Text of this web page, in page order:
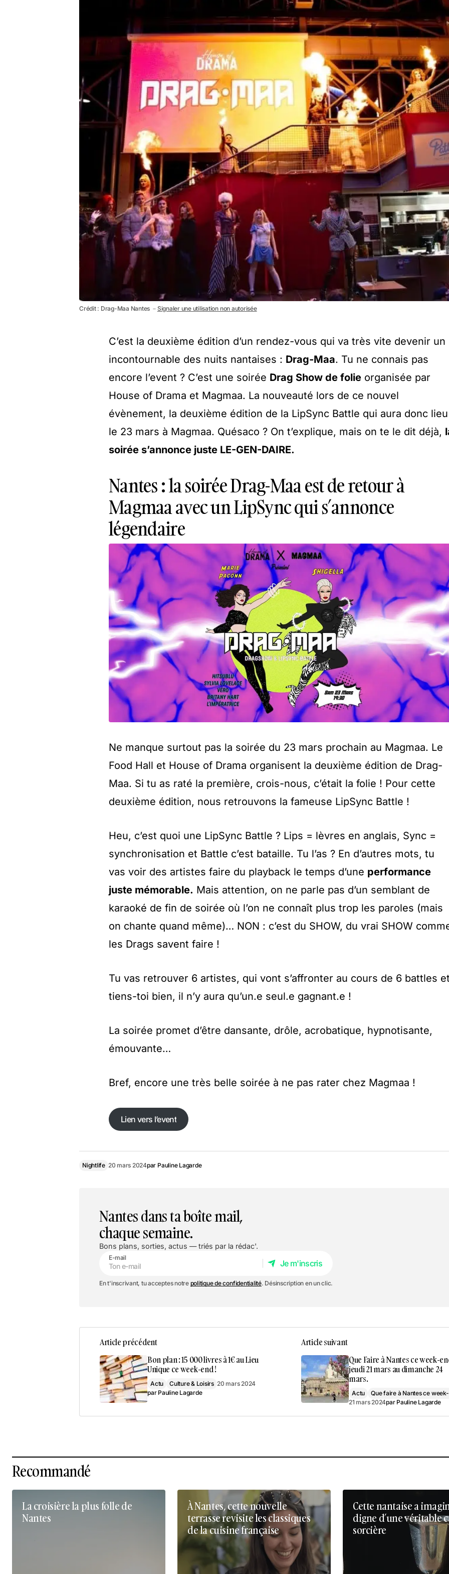
Crédit : Drag-Maa Nantes － Signaler une utilisation non autorisée
C’est la deuxième édition d’un rendez-vous qui va très vite devenir un
incontournable des nuits nantaises : Drag-Maa. Tu ne connais pas
encore l’event ? C’est une soirée Drag Show de folie organisée par
House of Drama et Magmaa. La nouveauté lors de ce nouvel
évènement, la deuxième édition de la LipSync Battle qui aura donc lieu
le 23 mars à Magmaa. Quésaco ? On t’explique, mais on te le dit déjà,
soirée s’annonce juste LE-GEN-DAIRE.
Nantes : la soirée Drag-Maa est de retour à
Magmaa avec un LipSync qui s’annonce
légendaire
Ne manque surtout pas la soirée du 23 mars prochain au Magmaa. Le
Food Hall et House of Drama organisent la deuxième édition de Drag-
Maa. Si tu as raté la première, crois-nous, c’était la folie ! Pour cette
deuxième édition, nous retrouvons la fameuse LipSync Battle !
Heu, c’est quoi une LipSync Battle ? Lips = lèvres en anglais, Sync =
synchronisation et Battle c’est bataille. Tu l’as ? En d’autres mots, tu
vas voir des artistes faire du playback le temps d’une performance
juste mémorable. Mais attention, on ne parle pas d’un semblant de
karaoké de fin de soirée où l’on ne connaît plus trop les paroles (mais
on chante quand même)… NON : c’est du SHOW, du vrai SHOW
les Drags savent faire !
Tu vas retrouver 6 artistes, qui vont s’affronter au cours de 6 battles
tiens-toi bien, il n’y aura qu’un.e seul.e gagnant.e !
La soirée promet d’être dansante, drôle, acrobatique, hypnotisante,
émouvante…
Bref, encore une très belle soirée à ne pas rater chez Magmaa !
Lien vers l’event
Lien vers l’event
Nightlife 20 mars 2024par Pauline Lagarde
Nantes dans ta boîte mail,
chaque semaine.
Bons plans, sorties, actus — triés par la rédac'.
E-mail
Je m'inscris
En t'inscrivant, tu acceptes notre politique de confidentialité. Désinscription en un clic.
Article précédent
Bon plan : 15 000 livres à 1€ au Lieu
Unique ce week-end !
Actu Culture & Loisirs 20 mars 2024
par Pauline Lagarde
Article suivant
Que Faire à Nantes ce week-
jeudi 21 mars au dimanche 24
mars.
Actu
Que faire à Nantes ce
21 mars 2024par Pauline Lagarde
Recommandé
La croisière la plus folle de
Nantes
À Nantes, cette nouvelle
terrasse revisite les classiques
de la cuisine française
Cette nantaise a
digne d’une véritable
sorcière